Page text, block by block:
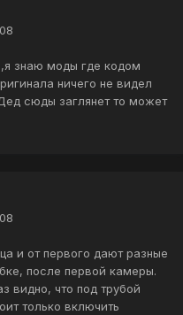
знаю моды где кодом
ничего не видел
сюды заглянет то может
и от первого дают разные
после первой камеры.
видно, что под трубой
только включить